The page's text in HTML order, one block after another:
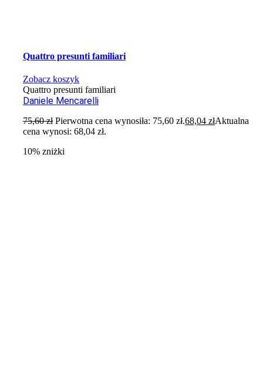
Quattro presunti familiari
Zobacz koszyk
Quattro presunti familiari
Daniele Mencarelli
75,60zł Pierwotna cena wynosiła: 75,60 zł.68,04złAktualna
cena wynosi: 68,04 zł.
10% zniżki